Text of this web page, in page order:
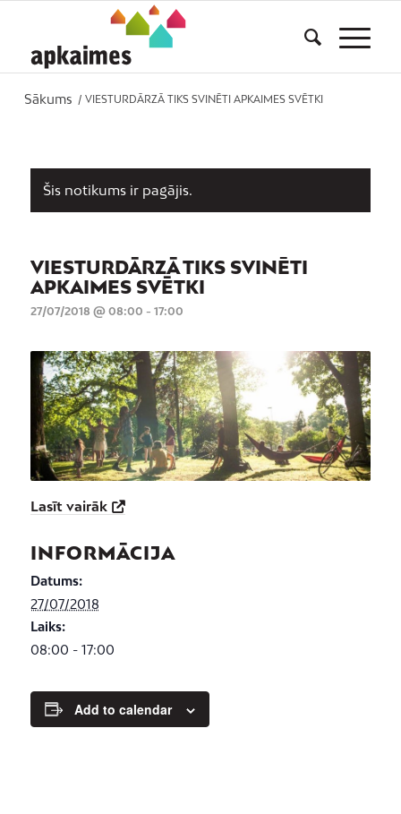
Sākums / VIESTURDĀRZĀ TIKS SVINĒTI APKAIMES SVĒTKI
Šis notikums ir pagājis.
VIESTURDĀRZĀ TIKS SVINĒTI
APKAIMES SVĒTKI
27/07/2018 @ 08:00 - 17:00
Lasīt vairāk
INFORMĀCIJA
Datums:
27/07/2018
Laiks:
08:00 - 17:00
Add to calendar